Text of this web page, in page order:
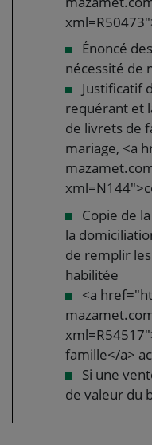
Énoncé
nécessité de
Justificatif
requérant et
de livrets de
mariage, <a
Copie de
la
de remplir
habilitée
<a
famille</a>
Si une
de valeur du